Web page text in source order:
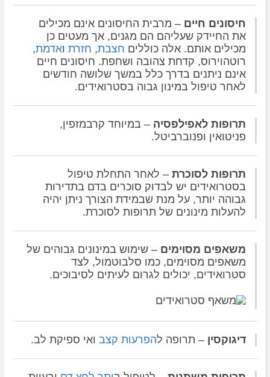
חיסונים חיים – מרבית החיסונים אינם מכילים
את החיידק שעליהם הם מגנים, אך מעטים כן
מכילים אותם. אלה כוללים חצבת, חזרת ואדמת,
רוטהוירוס, קדחת צהובה ושחפת. חיסונים חיים
אינם ניתנים בדרך כלל במשך שלושה חודשים
לאחר טיפול במינון גבוה בסטרואידים.
תרופות לאפילפסיה – במיוחד קרבמזפין,
פניטואין ופנוברביטל.
תרופות לסוכרת – לאחר התחלת טיפול
בסטרואידים יש לבדוק סוכרים בדם בתדירות
גבוהה יותר, על מנת שבמידת הצורך ניתן יהיה
להעלות מינונים של תרופות לסוכרת.
משאפים מסוימים – שימוש במינונים גבוהים של
משאפים מסוימים, כמו סלבוטמול, לצד
סטרואידים, יכולים לגרום לעיתים לסיבוכים.
דיגוקסין – תרופה להפרעות קצב ואי ספיקת לב.